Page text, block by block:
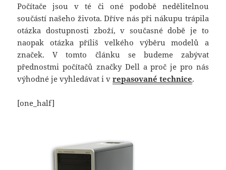
Počítače jsou v té či oné podobě nedělitelnou
součástí našeho života. Dříve nás při nákupu trápila
otázka dostupnosti zboží, v současné době je to
naopak otázka příliš velkého výběru modelů a
značek. V tomto článku se budeme zabývat
přednostmi počítačů značky Dell a proč je pro nás
výhodné je vyhledávat i vrepasované technice.
[one_half]